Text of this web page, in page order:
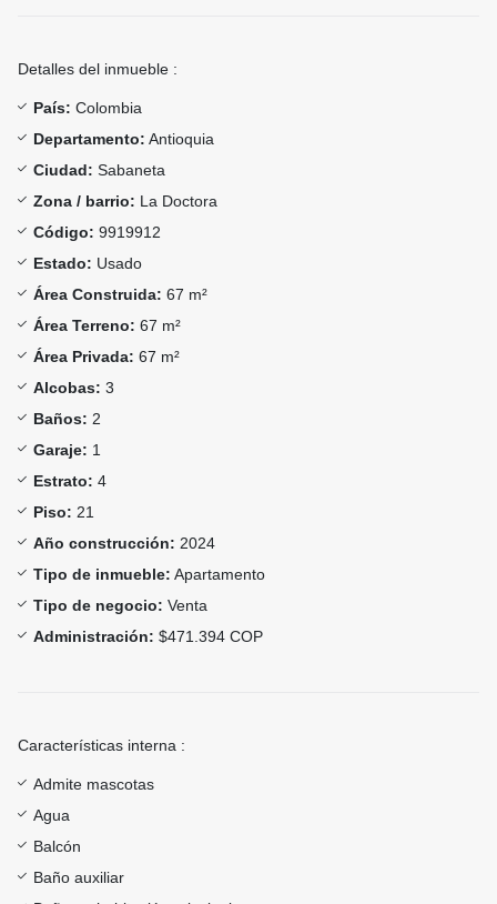
Detalles del inmueble :
País: Colombia
Departamento: Antioquia
Ciudad: Sabaneta
Zona / barrio: La Doctora
Código: 9919912
Estado: Usado
Área Construida: 67 m²
Área Terreno: 67 m²
Área Privada: 67 m²
Alcobas: 3
Baños: 2
Garaje: 1
Estrato: 4
Piso: 21
Año construcción: 2024
Tipo de inmueble: Apartamento
Tipo de negocio: Venta
Administración: $471.394 COP
Características interna :
Admite mascotas
Agua
Balcón
Baño auxiliar